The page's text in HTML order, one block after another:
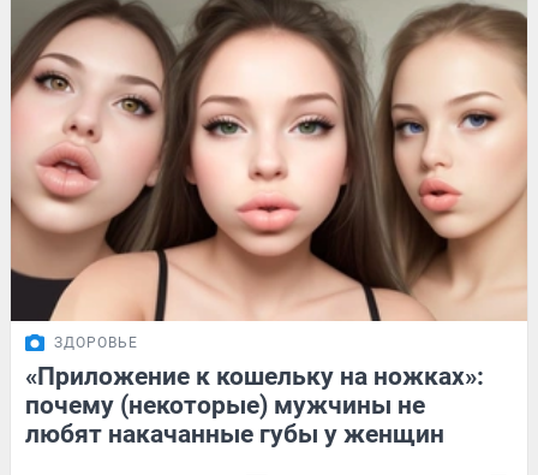
ЗДОРОВЬЕ
«Приложение к кошельку на ножках»:
почему (некоторые) мужчины не
любят накачанные губы у женщин